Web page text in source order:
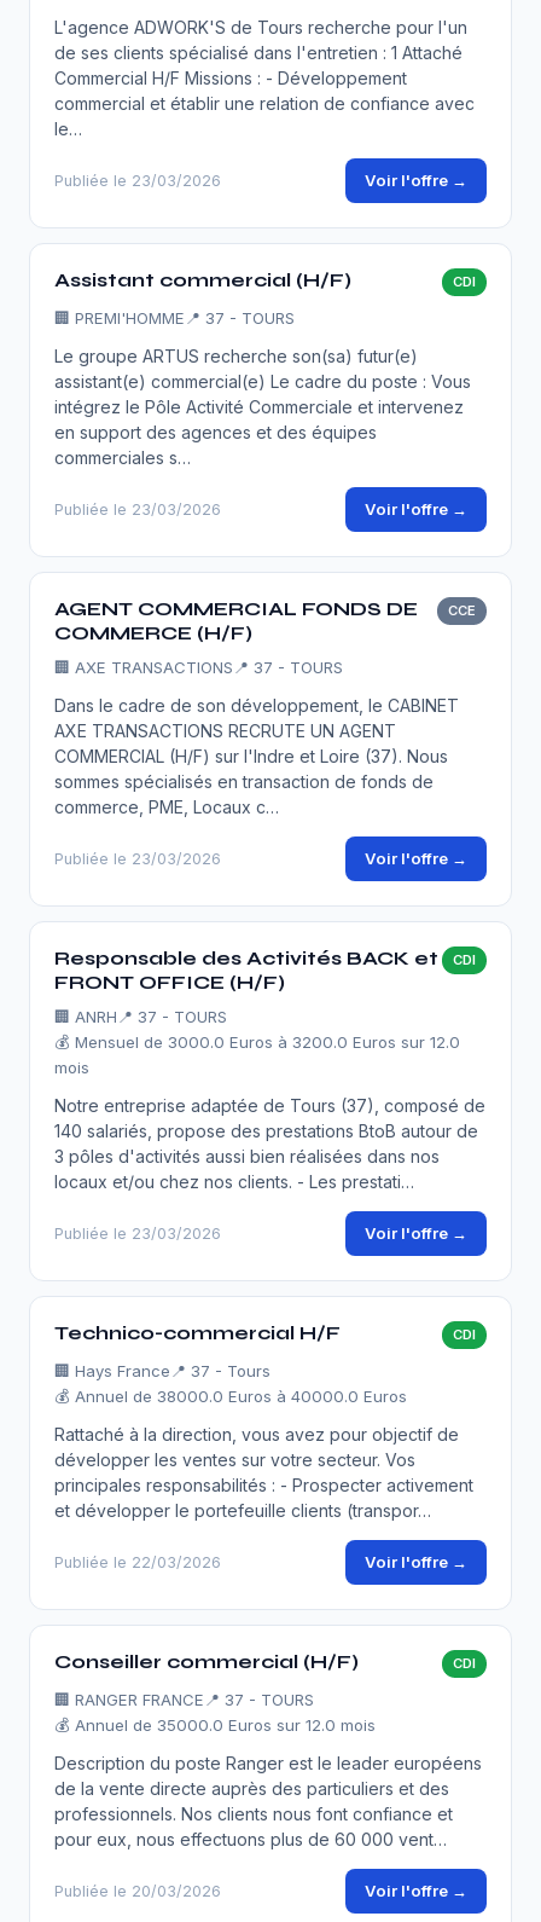
L'agence ADWORK'S de Tours recherche pour l'un
de ses clients spécialisé dans l'entretien : 1 Attaché
Commercial H/F Missions : - Développement
commercial et établir une relation de confiance avec
le…
Publiée le 23/03/2026 Voir l'offre →
Assistant commercial (H/F) CDI
🏢 PREMI'HOMME 📍 37 - TOURS
Le groupe ARTUS recherche son(sa) futur(e)
assistant(e) commercial(e) Le cadre du poste : Vous
intégrez le Pôle Activité Commerciale et intervenez
en support des agences et des équipes
commerciales s…
Publiée le 23/03/2026 Voir l'offre →
AGENT COMMERCIAL FONDS DE
COMMERCE (H/F)
CCE
🏢 AXE TRANSACTIONS 📍 37 - TOURS
Dans le cadre de son développement, le CABINET
AXE TRANSACTIONS RECRUTE UN AGENT
COMMERCIAL (H/F) sur l'Indre et Loire (37). Nous
sommes spécialisés en transaction de fonds de
commerce, PME, Locaux c…
Publiée le 23/03/2026 Voir l'offre →
Responsable des Activités BACK et
FRONT OFFICE (H/F)
CDI
🏢 ANRH 📍 37 - TOURS
💰 Mensuel de 3000.0 Euros à 3200.0 Euros sur 12.0
mois
Notre entreprise adaptée de Tours (37), composé de
140 salariés, propose des prestations BtoB autour de
3 pôles d'activités aussi bien réalisées dans nos
locaux et/ou chez nos clients. - Les prestati…
Publiée le 23/03/2026 Voir l'offre →
Technico-commercial H/F CDI
🏢 Hays France 📍 37 - Tours
💰 Annuel de 38000.0 Euros à 40000.0 Euros
Rattaché à la direction, vous avez pour objectif de
développer les ventes sur votre secteur. Vos
principales responsabilités : - Prospecter activement
et développer le portefeuille clients (transpor…
Publiée le 22/03/2026 Voir l'offre →
Conseiller commercial (H/F) CDI
🏢 RANGER FRANCE 📍 37 - TOURS
💰 Annuel de 35000.0 Euros sur 12.0 mois
Description du poste Ranger est le leader européens
de la vente directe auprès des particuliers et des
professionnels. Nos clients nous font confiance et
pour eux, nous effectuons plus de 60 000 vent…
Publiée le 20/03/2026 Voir l'offre →